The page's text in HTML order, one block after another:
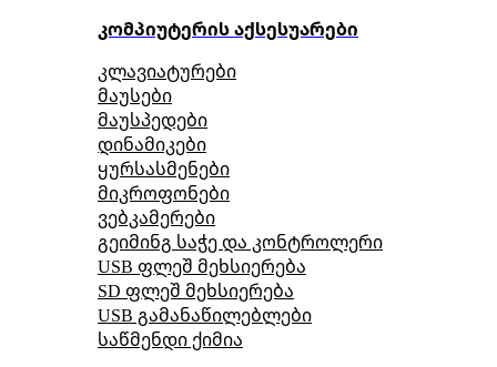
კომპიუტერის აქსესუარები
კლავიატურები
მაუსები
მაუსპედები
დინამიკები
ყურსასმენები
მიკროფონები
ვებკამერები
გეიმინგ საჭე და კონტროლერი
USB ფლეშ მეხსიერება
SD ფლეშ მეხსიერება
USB გამანაწილებლები
საწმენდი ქიმია